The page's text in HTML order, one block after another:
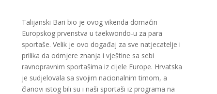
Talijanski Bari bio je ovog vikenda domaćin
Europskog prvenstva u taekwondo-u za para
sportaše. Velik je ovo događaj za sve natjecatelje i
prilika da odmjere znanja i vještine sa sebi
ravnopravnim sportašima iz cijele Europe. Hrvatska
je sudjelovala sa svojim nacionalnim timom, a
članovi istog bili su i naši sportaši iz programa na